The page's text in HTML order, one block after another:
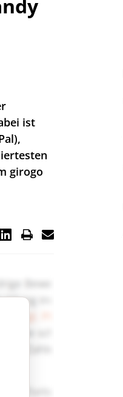
ist
girogo